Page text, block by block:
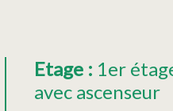
Etage : 1er
avec ascenseur